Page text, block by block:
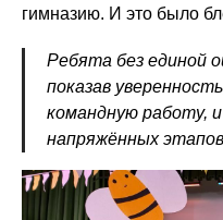
гимназию. И это было
Ребята без единой
показав
командную работу,
напряжённых